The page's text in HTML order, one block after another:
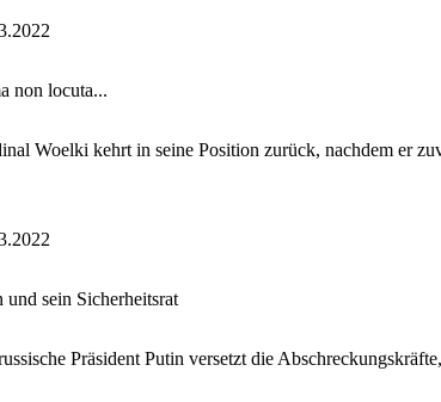
non locuta...
Woelki kehrt in seine Position zurück, nachdem er
und sein Sicherheitsrat
Präsident Putin versetzt die